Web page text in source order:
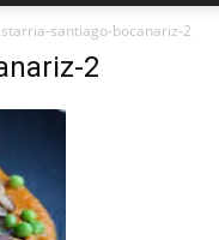
santiago-bocanariz-2
2